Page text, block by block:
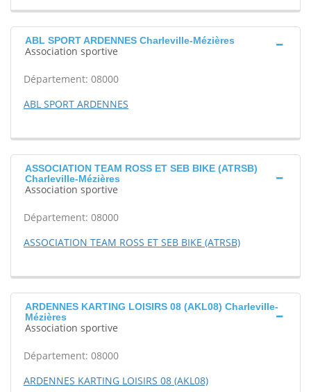
ABL SPORT ARDENNES Charleville-Mézières
Association sportive
Département: 08000
ABL SPORT ARDENNES
ASSOCIATION TEAM ROSS ET SEB BIKE (ATRSB)
Charleville-Mézières
Association sportive
Département: 08000
ASSOCIATION TEAM ROSS ET SEB BIKE (ATRSB)
ARDENNES KARTING LOISIRS 08 (AKL08) Charleville-
Mézières
Association sportive
Département: 08000
ARDENNES KARTING LOISIRS 08 (AKL08)